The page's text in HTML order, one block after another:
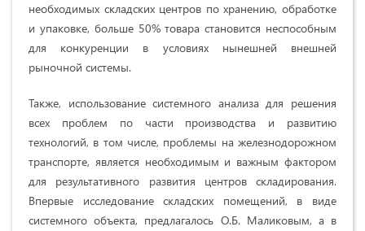
необходимых складских центров по хранению, обработке
и упаковке, больше 50% товара становится неспособным
для конкуренции в условиях нынешней внешней
рыночной системы.
Также, использование системного анализа для решения
всех проблем по части производства и развитию
технологий, в том числе, проблемы на железнодорожном
транспорте, является необходимым и важным фактором
для результативного развития центров складирования.
Впервые исследование складских помещений, в виде
системного объекта, предлагалось О.Б. Маликовым, а в